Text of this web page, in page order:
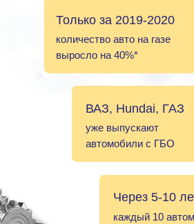
Только за 2019-2020
количество авто на газе
выросло на 40%*
ВАЗ, Hundai, ГАЗ
уже выпускают
автомобили с ГБО
Через 5-10
каждый 10